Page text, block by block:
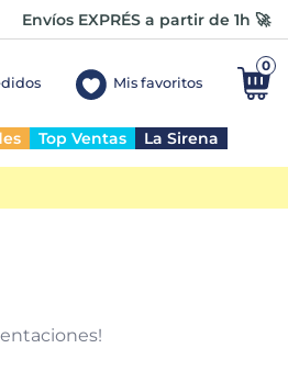
Envíos EXPRÉS a partir de 1h 🚀
Mis favoritos
0
Top Ventas La Sirena